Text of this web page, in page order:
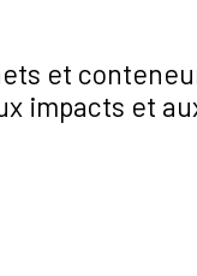
et
impacts et